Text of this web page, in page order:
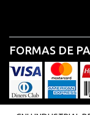
FORMAS DE